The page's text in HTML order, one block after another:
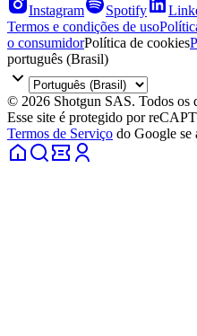
Instagram Spotify
Termos e condições de uso
o consumidorPolítica de cookies
português (Brasil)
© 2026 Shotgun SAS. Todos os
Esse site é protegido por
Termos de Serviço do Google se